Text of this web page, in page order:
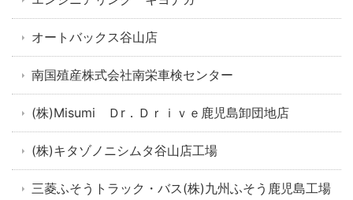
オートバックス谷山店
南国殖産株式会社南栄車検センター
(株)Misumi Ｄr．Ｄｒｉｖｅ鹿児島卸団地店
(株)キタゾノニシムタ谷山店工場
三菱ふそうトラック・バス(株)九州ふそう鹿児島工場